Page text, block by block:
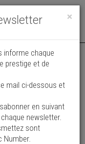
Toggle
y a 32 jours )
×
informe chaque
prestige et de
mail ci-dessous et
en suivant
newsletter.
sont
Number.